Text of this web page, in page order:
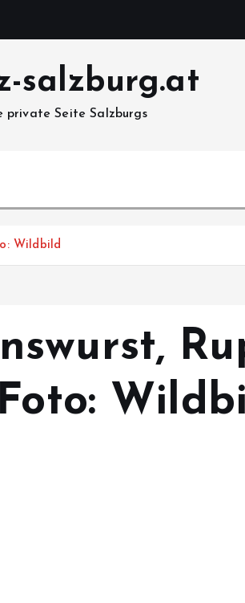
salzburg.at
private Seite Salzburgs
Wildbild